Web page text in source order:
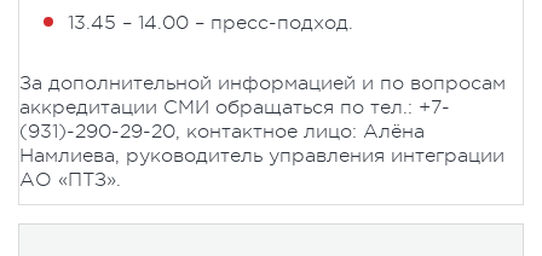
13.45 – 14.00 – пресс-подход.
За дополнительной информацией и по вопросам
аккредитации СМИ обращаться по тел.: +7-
(931)-290-29-20, контактное лицо: Алёна
Намлиева, руководитель управления интеграции
АО «ПТЗ».